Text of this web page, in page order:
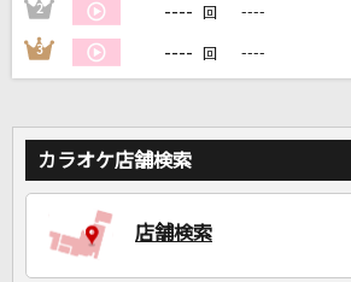
自宅でカラオケ歌い放題！
2 ---- 回 ----
3 ---- 回 ----
カラオケ店舗検索
店舗検索